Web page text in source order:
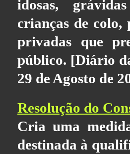
idosas,
crianças de colo,
privadas que
público. [Diário
29 de Agosto de
Resolução do
Cria uma
destinada à